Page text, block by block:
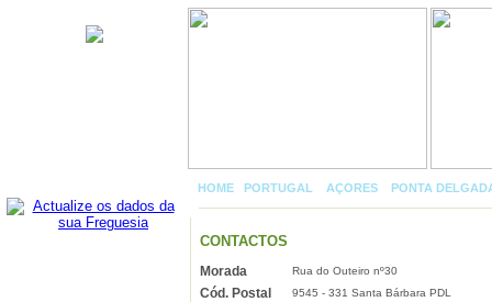
HOME PORTUGAL AÇORES PONTA
CONTACTOS
Morada Rua do Outeiro nº30
Cód. Postal 9545 - 331 Santa Bárbara PDL